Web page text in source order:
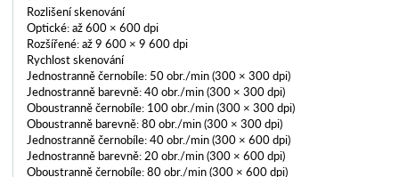
Rozlišení skenování
Optické: až 600 × 600 dpi
Rozšířené: až 9 600 × 9 600 dpi
Rychlost skenování
Jednostranně černobíle: 50 obr./min (300 × 300 dpi)
Jednostranně barevně: 40 obr./min (300 × 300 dpi)
Oboustranně černobíle: 100 obr./min (300 × 300 dpi)
Oboustranně barevně: 80 obr./min (300 × 300 dpi)
Jednostranně černobíle: 40 obr./min (300 × 600 dpi)
Jednostranně barevně: 20 obr./min (300 × 600 dpi)
Oboustranně černobíle: 80 obr./min (300 × 600 dpi)